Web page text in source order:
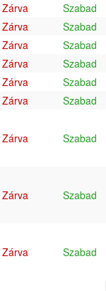
Zárva
Szabad
Zárva
Szabad
Zárva
Szabad
Zárva
Szabad
Zárva
Szabad
Zárva
Szabad
Zárva Szabad
Zárva Szabad
Zárva Szabad